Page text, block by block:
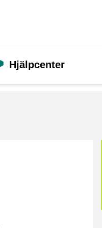
Hjälpcenter